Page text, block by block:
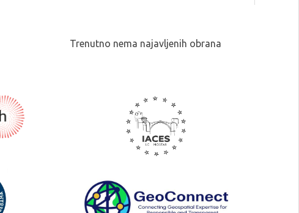
Trenutno nema najavljenih obrana